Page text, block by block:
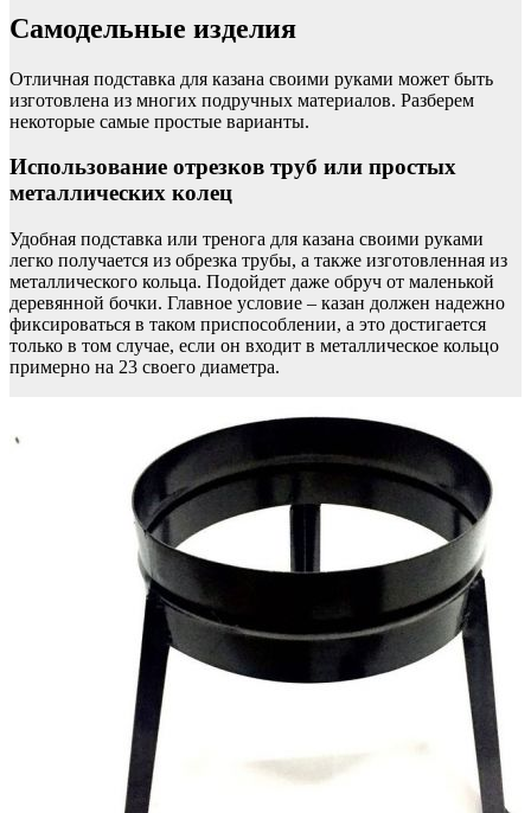
Самодельные изделия
Отличная подставка для казана своими руками может быть
изготовлена из многих подручных материалов. Разберем
некоторые самые простые варианты.
Использование отрезков труб или простых
металлических колец
Удобная подставка или тренога для казана своими руками
легко получается из обрезка трубы, а также изготовленная из
металлического кольца. Подойдет даже обруч от маленькой
деревянной бочки. Главное условие – казан должен надежно
фиксироваться в таком приспособлении, а это достигается
только в том случае, если он входит в металлическое кольцо
примерно на 23 своего диаметра.